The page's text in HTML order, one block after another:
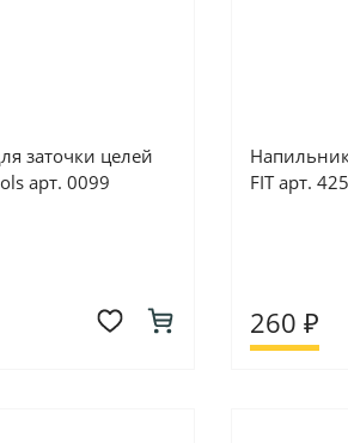
заточки целей
арт. 0099
FIT арт.
260 ₽